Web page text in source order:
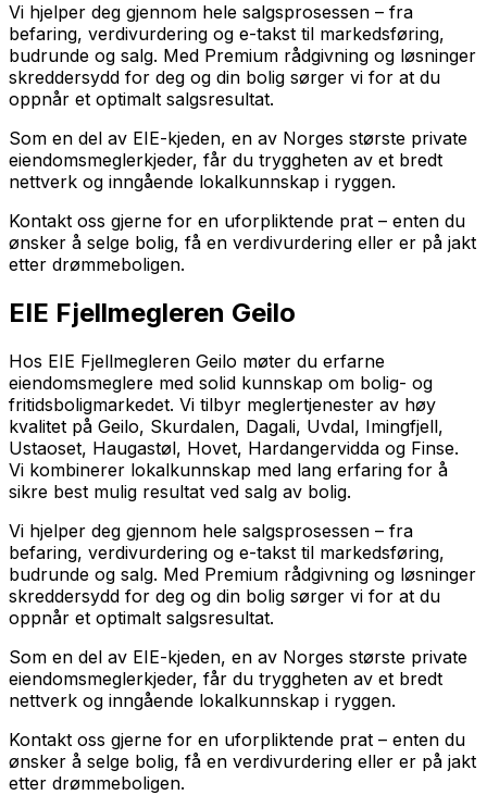
Vi hjelper deg gjennom hele salgsprosessen – fra
befaring, verdivurdering og e-takst til markedsføring,
budrunde og salg. Med Premium rådgivning og løsninger
skreddersydd for deg og din bolig sørger vi for at du
oppnår et optimalt salgsresultat.
Som en del av EIE-kjeden, en av Norges største private
eiendomsmeglerkjeder, får du tryggheten av et bredt
nettverk og inngående lokalkunnskap i ryggen.
Kontakt oss gjerne for en uforpliktende prat – enten du
ønsker å selge bolig, få en verdivurdering eller er på jakt
etter drømmeboligen.
EIE Fjellmegleren Geilo
Hos EIE Fjellmegleren Geilo møter du erfarne
eiendomsmeglere med solid kunnskap om bolig- og
fritidsboligmarkedet. Vi tilbyr meglertjenester av høy
kvalitet på Geilo, Skurdalen, Dagali, Uvdal, Imingfjell,
Ustaoset, Haugastøl, Hovet, Hardangervidda og Finse.
Vi kombinerer lokalkunnskap med lang erfaring for å
sikre best mulig resultat ved salg av bolig.
Vi hjelper deg gjennom hele salgsprosessen – fra
befaring, verdivurdering og e-takst til markedsføring,
budrunde og salg. Med Premium rådgivning og løsninger
skreddersydd for deg og din bolig sørger vi for at du
oppnår et optimalt salgsresultat.
Som en del av EIE-kjeden, en av Norges største private
eiendomsmeglerkjeder, får du tryggheten av et bredt
nettverk og inngående lokalkunnskap i ryggen.
Kontakt oss gjerne for en uforpliktende prat – enten du
ønsker å selge bolig, få en verdivurdering eller er på jakt
etter drømmeboligen.